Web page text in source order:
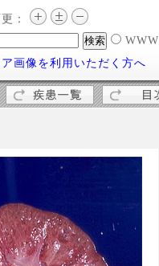
：
WWW
画像を利用いただく方へ